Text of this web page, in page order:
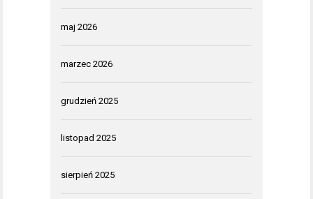
maj 2026
marzec 2026
grudzień 2025
listopad 2025
sierpień 2025